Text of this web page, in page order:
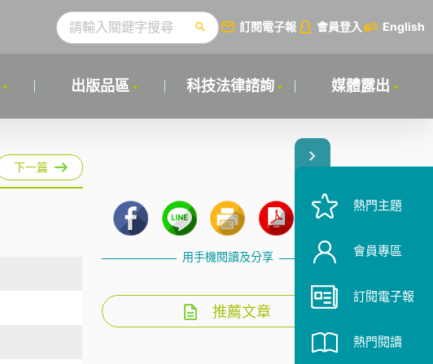
訂閱電子報 會員登入 English
出版品區 科技法律諮詢 媒體露出
下一篇
用手機閱讀及分享
推薦文章
熱門主題
會員專區
訂閱電子報
熱門閱讀